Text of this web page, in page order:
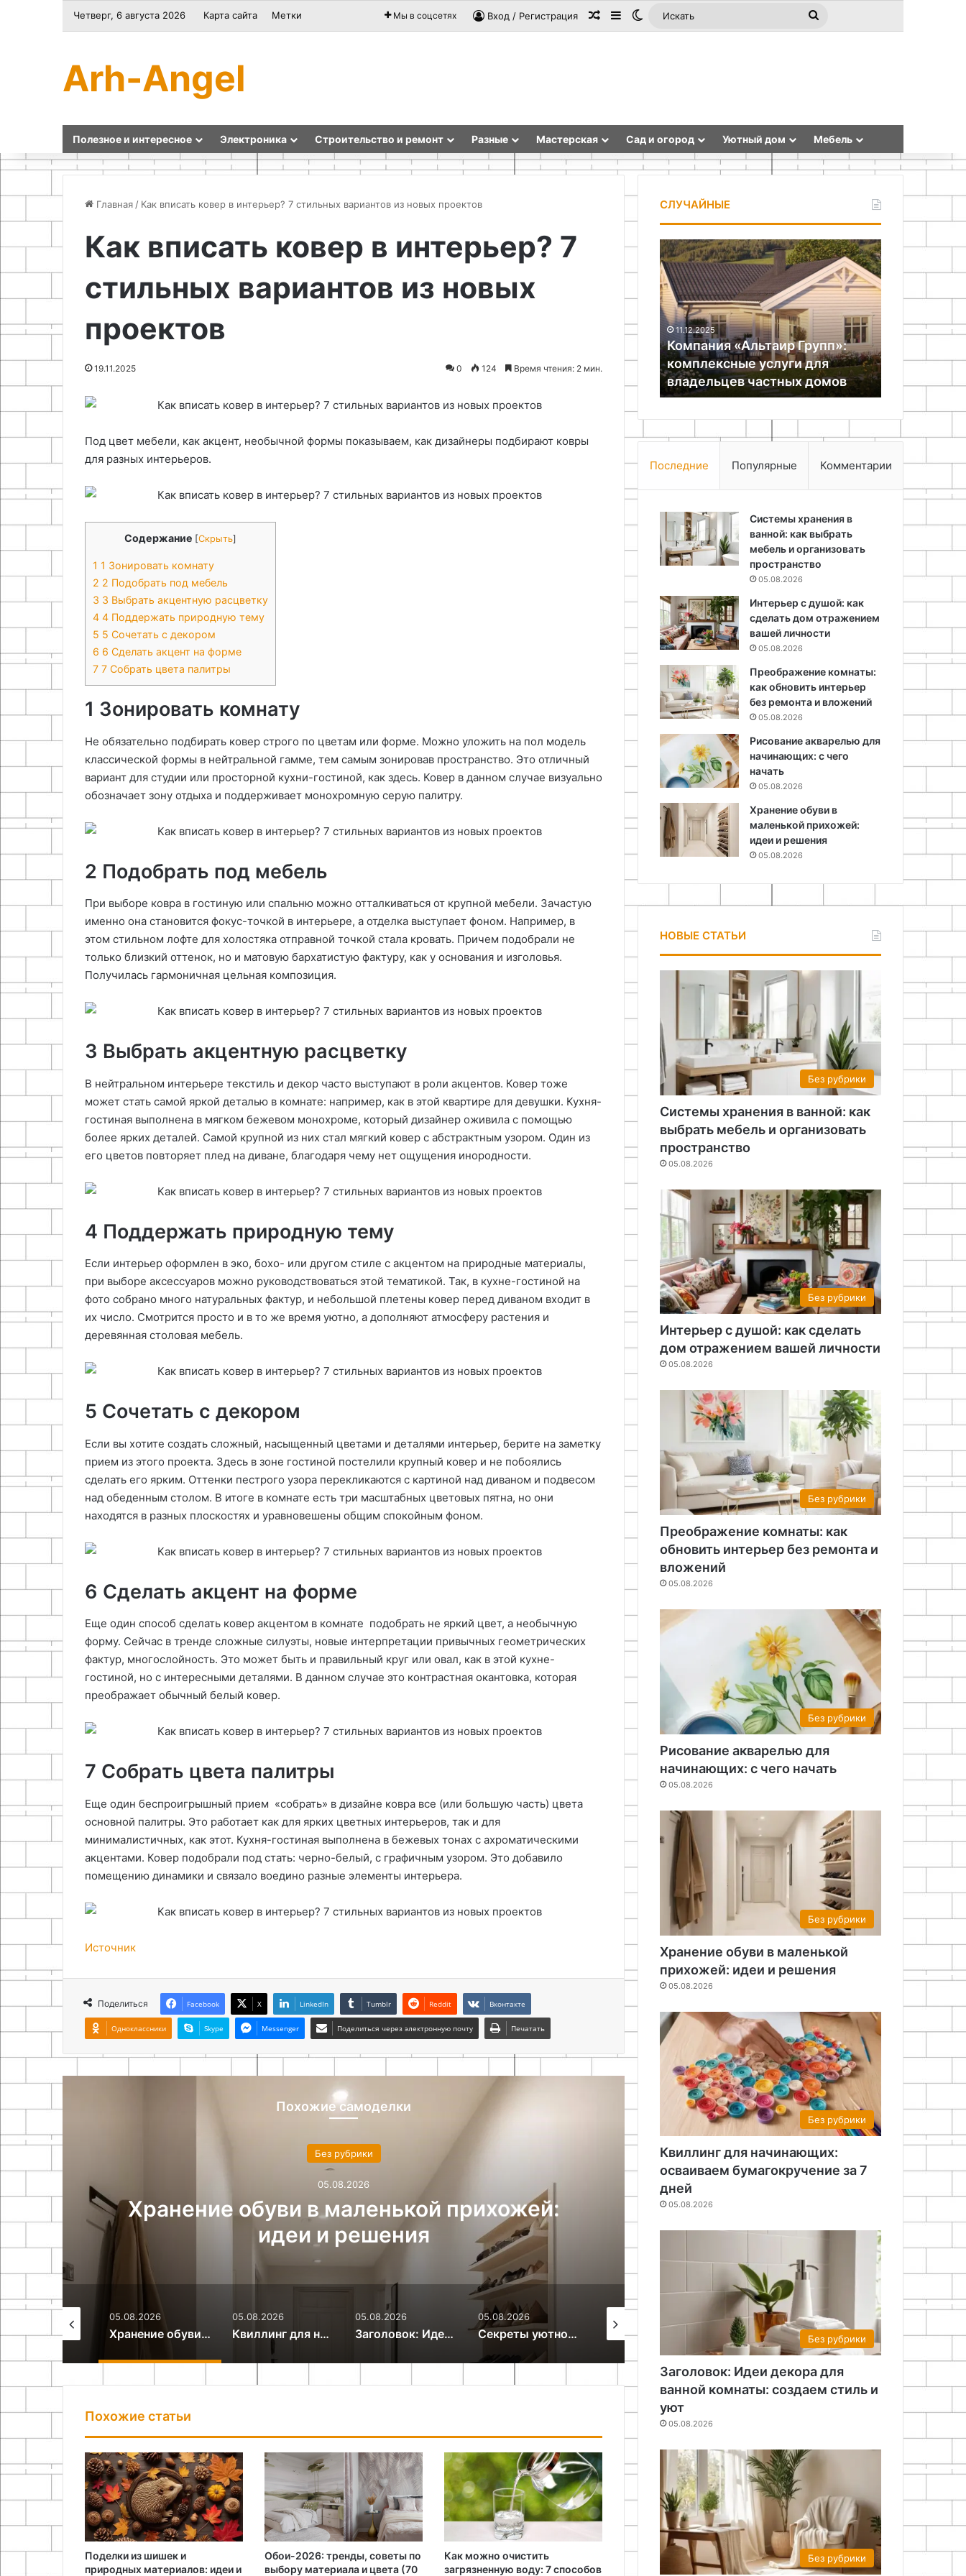
Четверг, 6 августа 2026 Карта сайта Метки Мы в соцсетях Вход / Регистрация Случайная статья
SidebarSwitch skin Искать
Arh-Angel
Полезное и интересное Электроника Строительство и ремонт Разные Мастерская Сад и огород Уютный дом Мебель
Главная / Как вписать ковер в интерьер? 7 стильных вариантов из новых проектов
Как вписать ковер в интерьер? 7
стильных вариантов из новых
проектов
19.11.2025 0 124 Время чтения: 2 мин.
Под цвет мебели, как акцент, необычной формы показываем, как дизайнеры подбирают ковры
для разных интерьеров.
Содержание [Скрыть]
1 1 Зонировать комнату
2 2 Подобрать под мебель
3 3 Выбрать акцентную расцветку
4 4 Поддержать природную тему
5 5 Сочетать с декором
6 6 Сделать акцент на форме
7 7 Собрать цвета палитры
1 Зонировать комнату
Не обязательно подбирать ковер строго по цветам или форме. Можно уложить на пол модель
классической формы в нейтральной гамме, тем самым зонировав пространство. Это отличный
вариант для студии или просторной кухни-гостиной, как здесь. Ковер в данном случае визуально
обозначает зону отдыха и поддерживает монохромную серую палитру.
2 Подобрать под мебель
При выборе ковра в гостиную или спальню можно отталкиваться от крупной мебели. Зачастую
именно она становится фокус-точкой в интерьере, а отделка выступает фоном. Например, в
этом стильном лофте для холостяка отправной точкой стала кровать. Причем подобрали не
только близкий оттенок, но и матовую бархатистую фактуру, как у основания и изголовья.
Получилась гармоничная цельная композиция.
3 Выбрать акцентную расцветку
В нейтральном интерьере текстиль и декор часто выступают в роли акцентов. Ковер тоже
может стать самой яркой деталью в комнате: например, как в этой квартире для девушки. Кухня-
гостиная выполнена в мягком бежевом монохроме, который дизайнер оживила с помощью
более ярких деталей. Самой крупной из них стал мягкий ковер с абстрактным узором. Один из
его цветов повторяет плед на диване, благодаря чему нет ощущения инородности.
4 Поддержать природную тему
Если интерьер оформлен в эко, бохо- или другом стиле с акцентом на природные материалы,
при выборе аксессуаров можно руководствоваться этой тематикой. Так, в кухне-гостиной на
фото собрано много натуральных фактур, и небольшой плетены ковер перед диваном входит в
их число. Смотрится просто и в то же время уютно, а дополняют атмосферу растения и
деревянная столовая мебель.
5 Сочетать с декором
Если вы хотите создать сложный, насыщенный цветами и деталями интерьер, берите на заметку
прием из этого проекта. Здесь в зоне гостиной постелили крупный ковер и не побоялись
сделать его ярким. Оттенки пестрого узора перекликаются с картиной над диваном и подвесом
над обеденным столом. В итоге в комнате есть три масштабных цветовых пятна, но они
находятся в разных плоскостях и уравновешены общим спокойным фоном.
6 Сделать акцент на форме
Еще один способ сделать ковер акцентом в комнате подобрать не яркий цвет, а необычную
форму. Сейчас в тренде сложные силуэты, новые интерпретации привычных геометрических
фактур, многослойность. Это может быть и правильный круг или овал, как в этой кухне-
гостиной, но с интересными деталями. В данном случае это контрастная окантовка, которая
преображает обычный белый ковер.
7 Собрать цвета палитры
Еще один беспроигрышный прием «собрать» в дизайне ковра все (или большую часть) цвета
основной палитры. Это работает как для ярких цветных интерьеров, так и для
минималистичных, как этот. Кухня-гостиная выполнена в бежевых тонах с ахроматическими
акцентами. Ковер подобрали под стать: черно-белый, с графичным узором. Это добавило
помещению динамики и связало воедино разные элементы интерьера.
Источник
Поделиться Facebook X LinkedIn Tumblr Reddit Вконтакте
Одноклассники Skype Messenger Поделиться через электронную почту Печатать
Похожие самоделки
Без рубрики
05.08.2026
Хранение обуви в маленькой прихожей:
идеи и решения
Квиллинг для
бумагокручение
05.08.2026
Хранение обуви в маленькой прихожей: идеи и решения
05.08.2026
Квиллинг для начинающих: осваиваем бумагокручение за 7 дней
05.08.2026
Заголовок: Идеи декора для ванной комнаты: создаем стиль и уют
05.08.2026
Секреты уютного дома: как создать гармонию и комфорт
05.08.2026
Идеи для ремонта: реальные фото квартир и советы по обустройству
05.08.2026
Вешалка из веток своими руками: пошаговый мастер-класс
Похожие статьи
Поделки из шишек и
природных материалов: идеи и
Обои-2026: тренды, советы по
выбору материала и цвета (70
Как можно очистить
загрязненную воду: 7 способов
СЛУЧАЙНЫЕ
Как сшить подушку своими
Как
сделать
для
Pereezdov.kz:
самые
услуги
профессиональные услуги
Компания
«Альтаир
Групп»:
комплексные
услуги
для
владельцев
частных
домов
11.12.2025
Компания «Альтаир Групп»:
комплексные услуги для
владельцев частных домов
Оригинальные
идеи
подарков
своими
руками
своими
Последние Популярные Комментарии
Системы хранения в
ванной: как выбрать
мебель и организовать
пространство
05.08.2026
Интерьер с душой: как
сделать дом отражением
вашей личности
05.08.2026
Преображение комнаты:
как обновить интерьер
без ремонта и вложений
05.08.2026
Рисование акварелью для
начинающих: с чего
начать
05.08.2026
Хранение обуви в
маленькой прихожей:
идеи и решения
05.08.2026
НОВЫЕ СТАТЬИ
Без рубрики
Системы хранения в ванной: как
выбрать мебель и организовать
пространство
05.08.2026
Без рубрики
Интерьер с душой: как сделать
дом отражением вашей личности
05.08.2026
Без рубрики
Преображение комнаты: как
обновить интерьер без ремонта и
вложений
05.08.2026
Без рубрики
Рисование акварелью для
начинающих: с чего начать
05.08.2026
Без рубрики
Хранение обуви в маленькой
прихожей: идеи и решения
05.08.2026
Без рубрики
Квиллинг для начинающих:
осваиваем бумагокручение за 7
дней
05.08.2026
Без рубрики
Заголовок: Идеи декора для
ванной комнаты: создаем стиль и
уют
05.08.2026
Без рубрики